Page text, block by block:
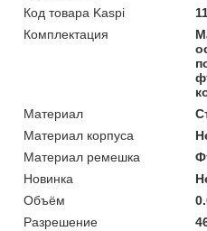
Код товара Kaspi
Комплектация
Материал
Материал корпуса
Материал ремешка
Новинка
Объём
Разрешение